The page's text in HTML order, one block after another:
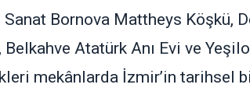
Sanat Bornova Mattheys Köşkü,
Atatürk Anı Evi ve
mekânlarda İzmir’in tarihsel